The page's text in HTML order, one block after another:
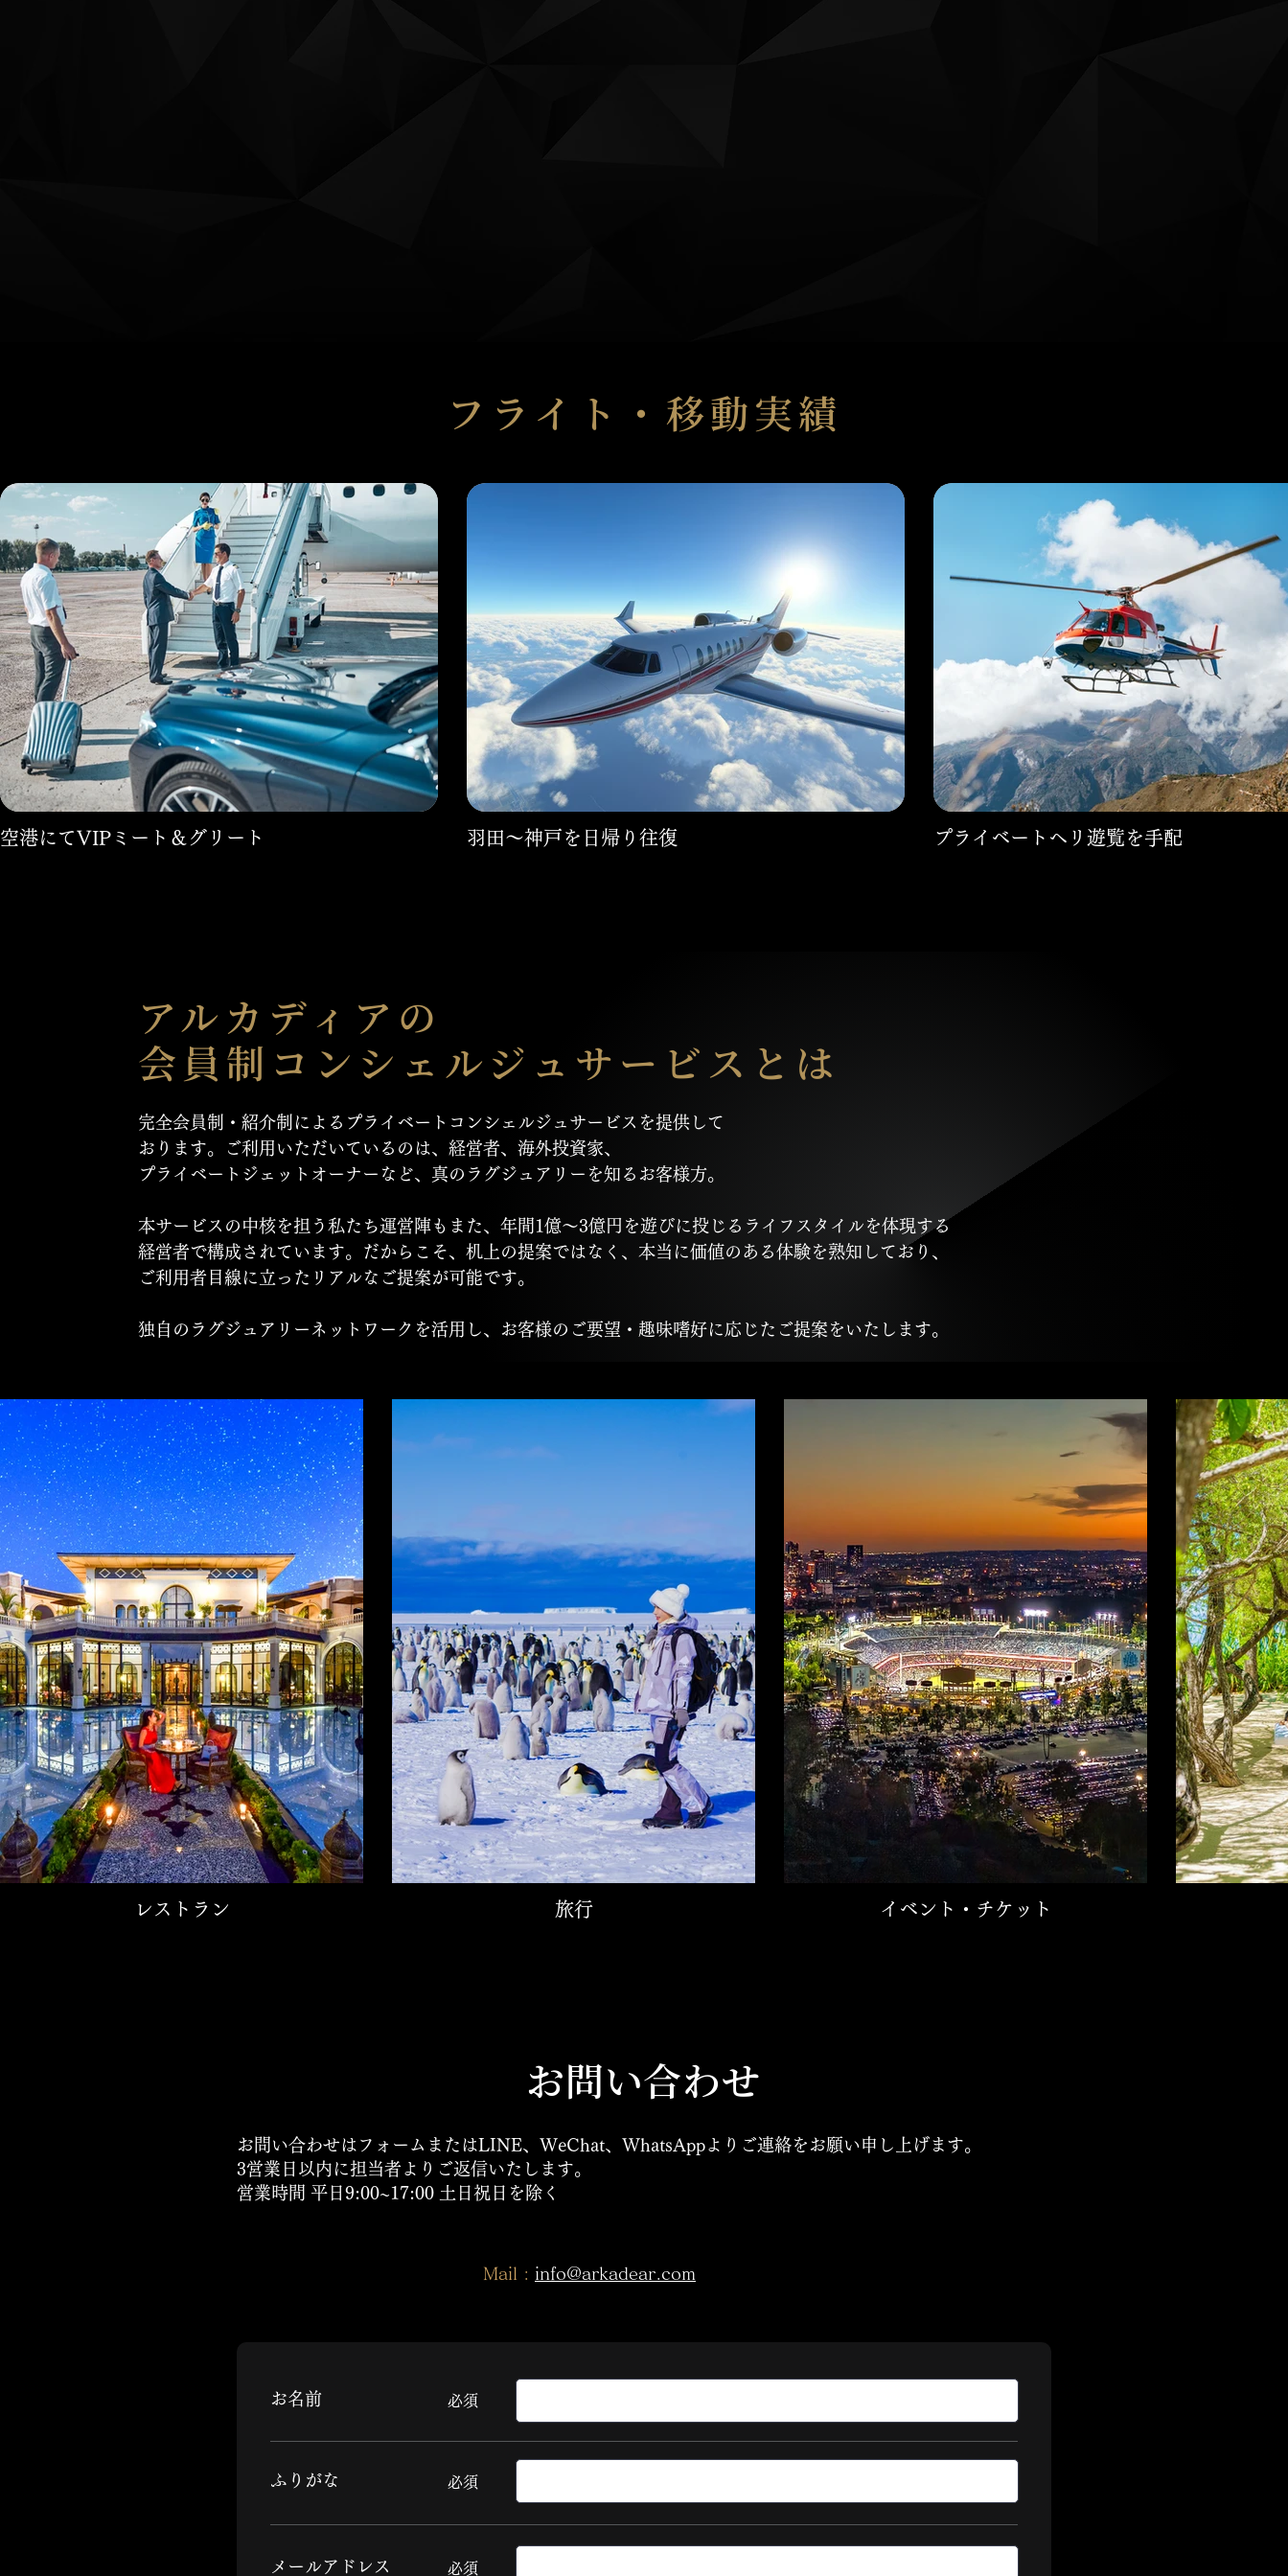
フライト・移動実績
空港にてVIPミート＆グリート 羽田〜神戸を日帰り往復 プライベートヘリ遊覧を手配
アルカディアの
会員制コンシェルジュサービスとは
完全会員制・紹介制によるプライベートコンシェルジュサービスを提供して
おります。ご利用いただいているのは、経営者、海外投資家、
プライベートジェットオーナーなど、真のラグジュアリーを知るお客様方。
本サービスの中核を担う私たち運営陣もまた、年間1億〜3億円を遊びに投じるライフスタイルを体現する
経営者で構成されています。だからこそ、机上の提案ではなく、本当に価値のある体験を熟知しており、
ご利用者目線に立ったリアルなご提案が可能です。
独自のラグジュアリーネットワークを活用し、お客様のご要望・趣味嗜好に応じたご提案をいたします。
レストラン 旅行 イベント・チケット
​お問い合わせ
お問い合わせはフォームまたはLINE、WeChat、WhatsAppよりご連絡をお願い申し上げます。
3営業日以内に担当者よりご返信いたします。
営業時間 平日9:00~17:00 土日祝日を除く
Mail : info@arkadear.com
お名前 ​必須
​ふりがな ​必須
​メールアドレス ​必須